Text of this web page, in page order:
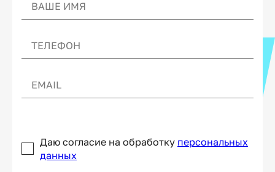
Даю согласие на обработку персональных
данных